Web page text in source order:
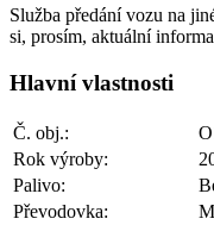
Služba předání vozu na
si, prosím, aktuální
Hlavní vlastnosti
Č. obj.:
Rok výroby:
Palivo:
Převodovka: